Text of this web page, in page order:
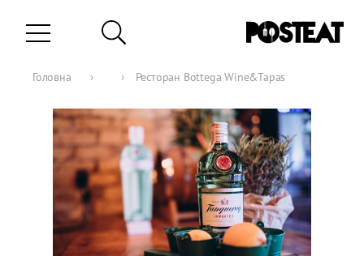
Головна › › Ресторан Bottega Wine&Tapas